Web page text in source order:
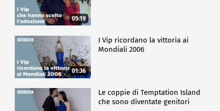
05:19
01:36
I Vip ricordano la vittoria ai
Mondiali 2006
Le coppie di Temptation Island
che sono diventate genitori